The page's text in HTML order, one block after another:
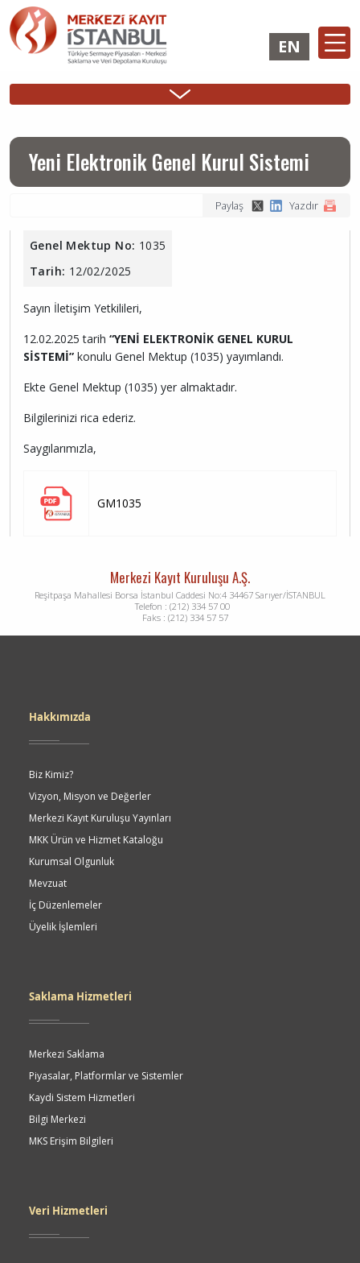
Ana
içeriğe
atla
ÜYELİK
İşlemleri
İHRAÇÇI
Girişi
YATIRIMCI
Girişi
Ana
gezinti
EN
Sidebar
Yeni Elektronik Genel Kurul Sistemi
Paylaş Yazdır
Genel Mektup No: 1035
Tarih: 12/02/2025
Sayın İletişim Yetkilileri,
12.02.2025 tarih “YENİ ELEKTRONİK GENEL KURUL
SİSTEMİ” konulu Genel Mektup (1035) yayımlandı.
Ekte Genel Mektup (1035) yer almaktadır.
Bilgilerinizi rica ederiz.
Saygılarımızla,
GM1035
Merkezi Kayıt Kuruluşu A.Ş.
Reşitpaşa Mahallesi Borsa İstanbul Caddesi No:4 34467 Sarıyer/İSTANBUL
Telefon : (212) 334 57 00
Faks : (212) 334 57 57
Hakkımızda
Biz Kimiz?
Vizyon, Misyon ve Değerler
Merkezi Kayıt Kuruluşu Yayınları
MKK Ürün ve Hizmet Kataloğu
Kurumsal Olgunluk
Mevzuat
İç Düzenlemeler
Üyelik İşlemleri
Saklama Hizmetleri
Merkezi Saklama
Piyasalar, Platformlar ve Sistemler
Kaydi Sistem Hizmetleri
Bilgi Merkezi
MKS Erişim Bilgileri
Veri Hizmetleri